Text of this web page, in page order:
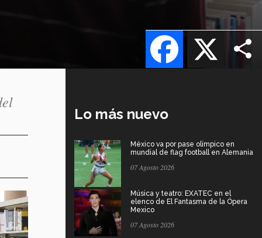
X
Facebook
Lo más nuevo
México va por pase olímpico en
mundial de flag football en Alemania
07 Agosto 2026
Música y teatro: EXATEC en el
elenco de El Fantasma de la Ópera
Mexico
07 Agosto 2026